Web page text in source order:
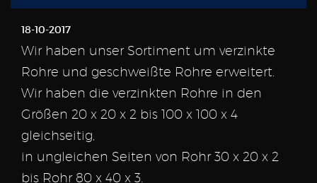
18-10-2017
Wir haben unser Sortiment um verzinkte
Rohre und geschweißte Rohre erweitert.
Wir haben die verzinkten Rohre in den
Größen 20 x 20 x 2 bis 100 x 100 x 4
gleichseitig,
in ungleichen Seiten von Rohr 30 x 20 x 2
bis Rohr 80 x 40 x 3.